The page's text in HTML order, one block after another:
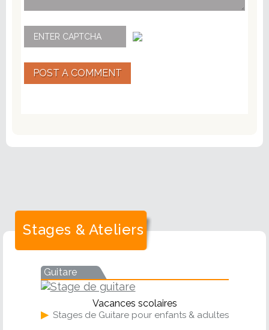
POST A COMMENT
Stages & Ateliers
Guitare
Vacances scolaires
▶ Stages de Guitare pour enfants & adultes